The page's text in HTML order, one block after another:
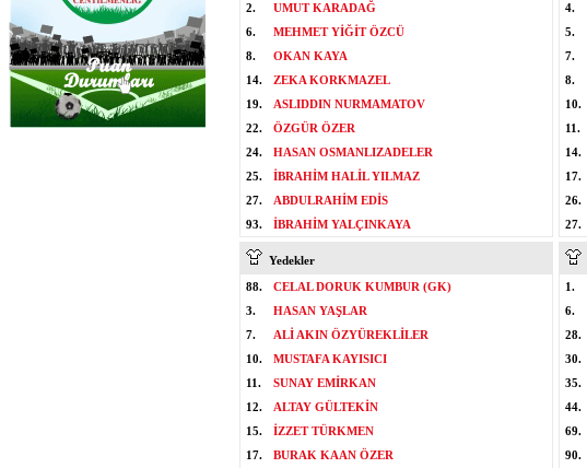
2.
UMUT KARADAĞ
6.
MEHMET YİĞİT ÖZCÜ
8.
OKAN KAYA
14.
ZEKA KORKMAZEL
19.
ASLIDDIN NURMAMATOV
22.
ÖZGÜR ÖZER
24.
HASAN OSMANLIZADELER
25.
İBRAHİM HALİL YILMAZ
27.
ABDULRAHİM EDİS
93.
İBRAHİM YALÇINKAYA
4.
5.
7.
8.
10.
11.
14.
17.
26.
27.
Yedekler
88.
CELAL DORUK KUMBUR (GK)
3.
HASAN YAŞLAR
7.
ALİ AKIN ÖZYÜREKLİLER
10.
MUSTAFA KAYISICI
11.
SUNAY EMİRKAN
12.
ALTAY GÜLTEKİN
15.
İZZET TÜRKMEN
17.
BURAK KAAN ÖZER
1.
6.
28.
30.
35.
44.
69.
90.